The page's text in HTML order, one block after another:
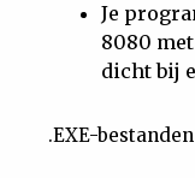
Je
8080
dicht bij
.EXE-